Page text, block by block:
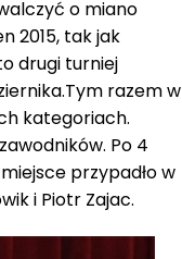
o miano
2015, tak jak
drugi turniej
razem w
kategoriach.
Po 4
przypadło w
i Piotr Zajac.